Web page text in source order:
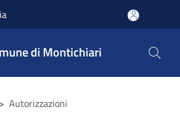
di Montichiari
> Autorizzazioni